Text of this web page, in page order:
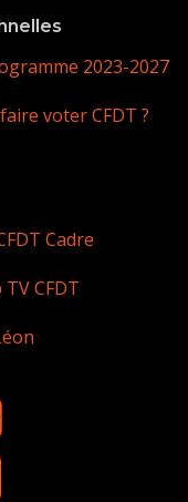
2023-2027
voter CFDT ?
Cadre
TV CFDT